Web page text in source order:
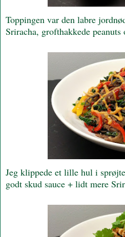
Toppingen var den labre
Sriracha, grofthakkede
Jeg klippede et lille hul i
godt skud sauce + lidt mere